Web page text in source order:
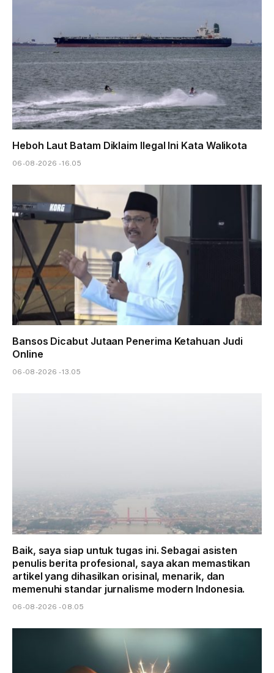
Heboh Laut Batam Diklaim Ilegal Ini Kata Walikota
06-08-2026 - 16.05
Bansos Dicabut Jutaan Penerima Ketahuan Judi
Online
06-08-2026 - 13.05
Baik, saya siap untuk tugas ini. Sebagai asisten
penulis berita profesional, saya akan memastikan
artikel yang dihasilkan orisinal, menarik, dan
memenuhi standar jurnalisme modern Indonesia.
06-08-2026 - 08.05